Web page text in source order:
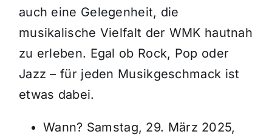
auch eine Gelegenheit, die
musikalische Vielfalt der WMK hautnah
zu erleben. Egal ob Rock, Pop oder
Jazz – für jeden Musikgeschmack ist
etwas dabei.
Wann? Samstag, 29. März 2025,